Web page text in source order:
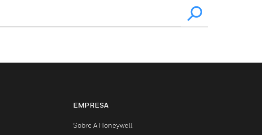
EMPRESA
Sobre A Honeywell